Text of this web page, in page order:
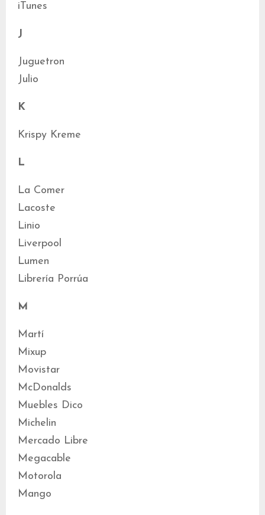
iTunes
J
Juguetron
Julio
K
Krispy Kreme
L
La Comer
Lacoste
Linio
Liverpool
Lumen
Librería Porrúa
M
Martí
Mixup
Movistar
McDonalds
Muebles Dico
Michelin
Mercado Libre
Megacable
Motorola
Mango